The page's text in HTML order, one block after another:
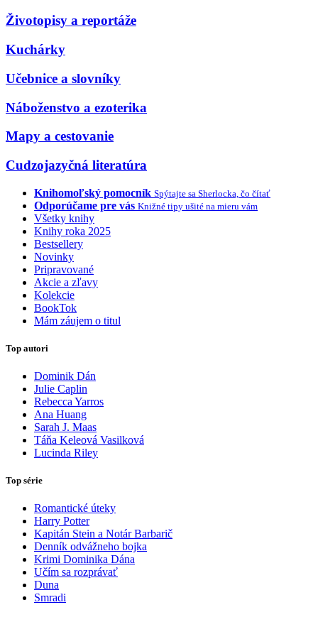
Životopisy a reportáže
Kuchárky
Učebnice a slovníky
Náboženstvo a ezoterika
Mapy a cestovanie
Cudzojazyčná literatúra
Knihomoľský pomocník Spýtajte sa Sherlocka, čo čítať
Odporúčame pre vás Knižné tipy ušité na mieru vám
Všetky knihy
Knihy roka 2025
Bestsellery
Novinky
Pripravované
Akcie a zľavy
Kolekcie
BookTok
Mám záujem o titul
Top autori
Dominik Dán
Julie Caplin
Rebecca Yarros
Ana Huang
Sarah J. Maas
Táňa Keleová Vasilková
Lucinda Riley
Top série
Romantické úteky
Harry Potter
Kapitán Stein a Notár Barbarič
Denník odvážneho bojka
Krimi Dominika Dána
Učím sa rozprávať
Duna
Smradi